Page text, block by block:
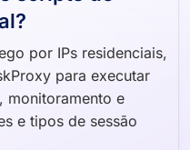
por IPs residenciais,
para executar
e
e tipos de sessão